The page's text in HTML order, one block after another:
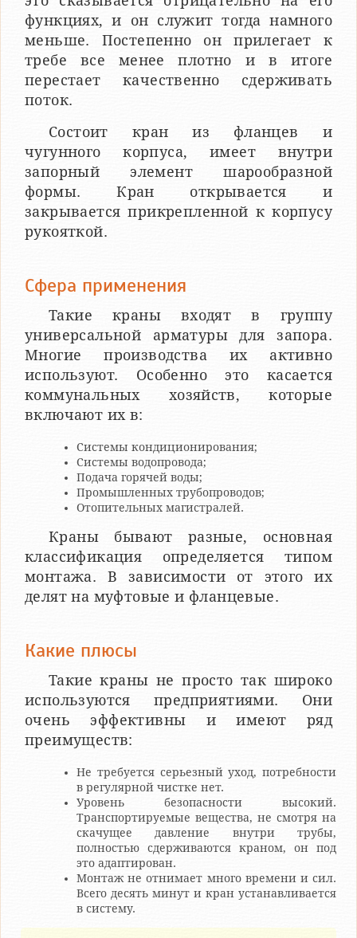
функциях, и он служит тогда намного
меньше. Постепенно он прилегает к
требе все менее плотно и в итоге
перестает качественно сдерживать
поток.
Состоит кран из фланцев и
чугунного корпуса, имеет внутри
запорный элемент шарообразной
формы. Кран открывается и
закрывается прикрепленной к корпусу
рукояткой.
Сфера применения
Такие краны входят в группу
универсальной арматуры для запора.
Многие производства их активно
используют. Особенно это касается
коммунальных хозяйств, которые
включают их в:
Системы кондиционирования;
Системы водопровода;
Подача горячей воды;
Промышленных трубопроводов;
Отопительных магистралей.
Краны бывают разные, основная
классификация определяется типом
монтажа. В зависимости от этого их
делят на муфтовые и фланцевые.
Какие плюсы
Такие краны не просто так широко
используются предприятиями. Они
очень эффективны и имеют ряд
преимуществ:
Не требуется серьезный уход, потребности
в регулярной чистке нет.
Уровень безопасности высокий.
Транспортируемые вещества, не смотря на
скачущее давление внутри трубы,
полностью сдерживаются краном, он под
это адаптирован.
Монтаж не отнимает много времени и сил.
Всего десять минут и кран устанавливается
в систему.